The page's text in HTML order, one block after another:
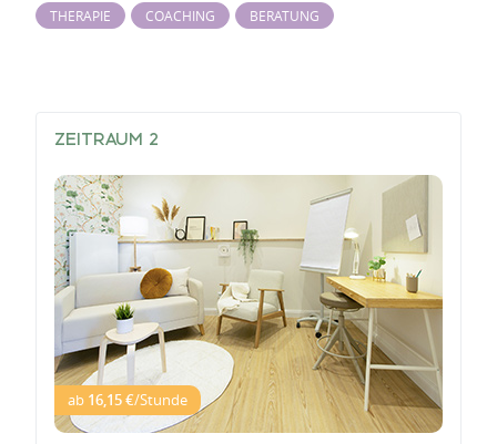
THERAPIE
COACHING BERATUNG
ZEITRAUM 2
ab 16,15 €/Stunde